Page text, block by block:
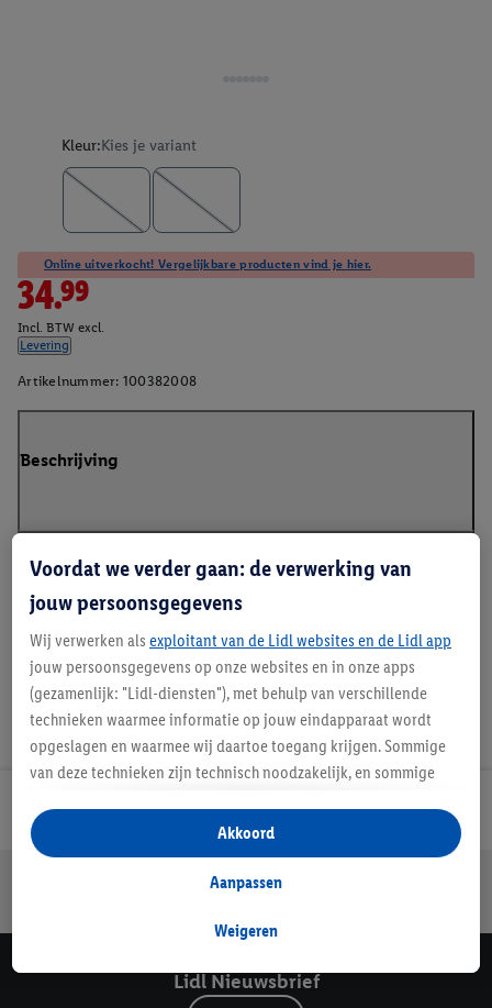
Kleur:Kies je variant
Online uitverkocht! Vergelijkbare producten vind je hier.
34.99
Incl. BTW excl.
Levering
Artikelnummer: 100382008
Beschrijving
Handleidingen en downloads
Lidl Nieuwsbrief
Jouw voordelen bij ons als Lidl webshop klant
Lidl Nieuwsbrief
Voordat we verder gaan: de verwerking van
jouw persoonsgegevens
Wij verwerken als exploitant van de Lidl websites en de Lidl app
jouw persoonsgegevens op onze websites en in onze apps
(gezamenlijk: "Lidl-diensten"), met behulp van verschillende
technieken waarmee informatie op jouw eindapparaat wordt
opgeslagen en waarmee wij daartoe toegang krijgen. Sommige
van deze technieken zijn technisch noodzakelijk, en sommige
opslaan van voorkeursinstellingen, het verzamelen en
analyseren van statistieken of voor het tonen van
gepersonaliseerde reclame binnen en buiten de Lidl-diensten.
gegevens over jouw aankoopgedrag in de winkel ook voor de
Als je hier toestemming geeft aan ons voor het personaliseren
Weigeren
Aanpassen
Akkoord